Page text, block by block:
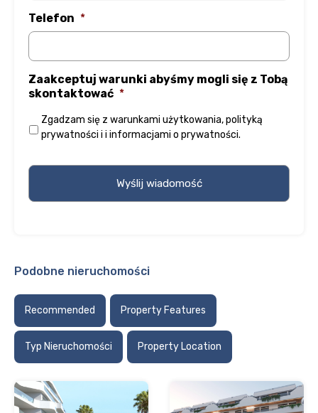
Telefon *
Zaakceptuj warunki abyśmy mogli się z Tobą
skontaktować *
Zgadzam się z warunkami użytkowania,polityką
prywatności i i informacjami o prywatności.
Podobne nieruchomości
Recommended Property Features
Typ Nieruchomości Property Location